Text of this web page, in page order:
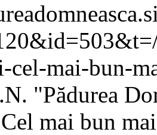
cel-mai-bun-
"Pădurea
mai bun